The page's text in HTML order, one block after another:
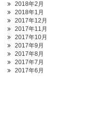
2018年2月
2018年1月
2017年12月
2017年11月
2017年10月
2017年9月
2017年8月
2017年7月
2017年6月